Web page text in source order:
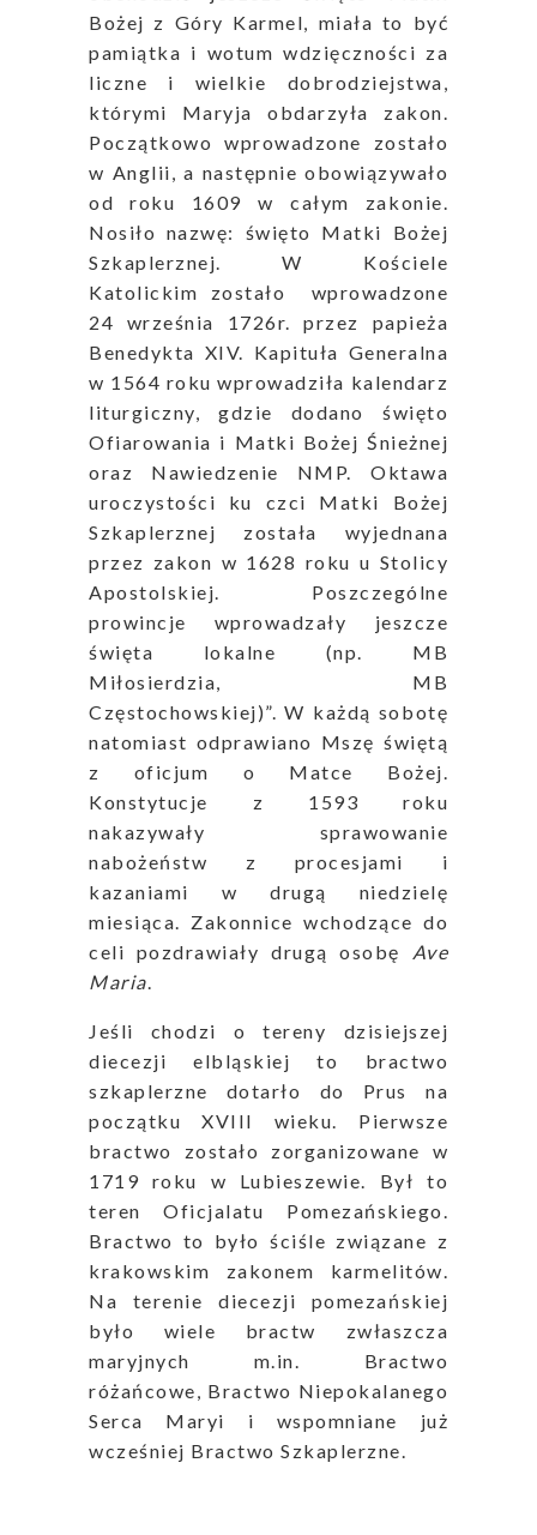
Bożej z Góry Karmel, miała to być
pamiątka i wotum wdzięczności za
liczne i wielkie dobrodziejstwa,
którymi Maryja obdarzyła zakon.
Początkowo wprowadzone zostało
w Anglii, a następnie obowiązywało
od roku 1609 w całym zakonie.
Nosiło nazwę: święto Matki Bożej
Szkaplerznej. W Kościele
Katolickim zostało wprowadzone
24 września 1726r. przez papieża
Benedykta XIV. Kapituła Generalna
w 1564 roku wprowadziła kalendarz
liturgiczny, gdzie dodano święto
Ofiarowania i Matki Bożej Śnieżnej
oraz Nawiedzenie NMP. Oktawa
uroczystości ku czci Matki Bożej
Szkaplerznej została wyjednana
przez zakon w 1628 roku u Stolicy
Apostolskiej. Poszczególne
prowincje wprowadzały jeszcze
święta lokalne (np. MB
Miłosierdzia, MB
Częstochowskiej)”. W każdą sobotę
natomiast odprawiano Mszę świętą
z oficjum o Matce Bożej.
Konstytucje z 1593 roku
nakazywały sprawowanie
nabożeństw z procesjami i
kazaniami w drugą niedzielę
miesiąca. Zakonnice wchodzące do
celi pozdrawiały drugą osobę Ave
Maria.
Jeśli chodzi o tereny dzisiejszej
diecezji elbląskiej to bractwo
szkaplerzne dotarło do Prus na
początku XVIII wieku. Pierwsze
bractwo zostało zorganizowane w
1719 roku w Lubieszewie. Był to
teren Oficjalatu Pomezańskiego.
Bractwo to było ściśle związane z
krakowskim zakonem karmelitów.
Na terenie diecezji pomezańskiej
było wiele bractw zwłaszcza
maryjnych m.in. Bractwo
różańcowe, Bractwo Niepokalanego
Serca Maryi i wspomniane już
wcześniej Bractwo Szkaplerzne.